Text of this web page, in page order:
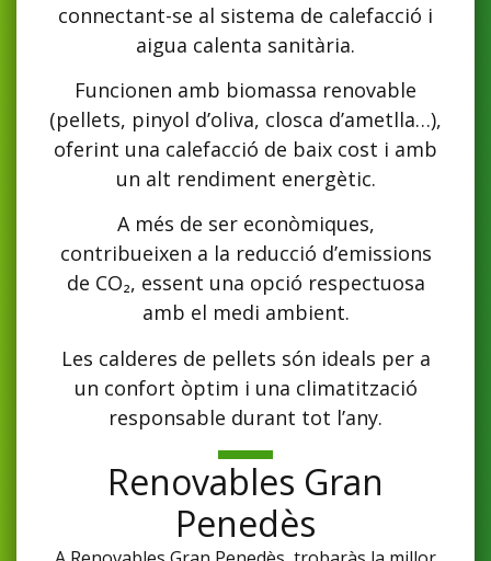
connectant-se al sistema de calefacció i
aigua calenta sanitària.
Funcionen amb biomassa renovable
(pellets, pinyol d’oliva, closca d’ametlla…),
oferint una calefacció de baix cost i amb
un alt rendiment energètic.
A més de ser econòmiques,
contribueixen a la reducció d’emissions
de CO₂, essent una opció respectuosa
amb el medi ambient.
Les calderes de pellets són ideals per a
un confort òptim i una climatització
responsable durant tot l’any.
Renovables Gran
Penedès